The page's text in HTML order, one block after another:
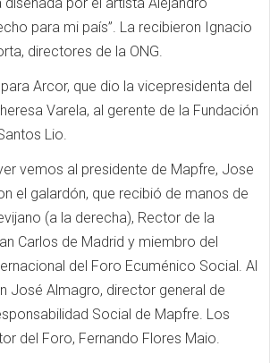
para mi país”. La recibieron Ignacio
directores de la ONG.
Arcor, que dio la vicepresidenta del
Varela, al gerente de la Fundación
Lio.
vemos al presidente de Mapfre, Jose
el galardón, que recibió de manos de
(a la derecha), Rector de la
Carlos de Madrid y miembro del
del Foro Ecuménico Social. Al
José Almagro, director general de
Social de Mapfre. Los
del Foro, Fernando Flores Maio.